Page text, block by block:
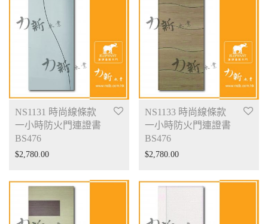
NS1131 時尚線條款
一小時防火門連證書
BS476
$2,780.00
NS1133 時尚線條款
一小時防火門連證書
BS476
$2,780.00